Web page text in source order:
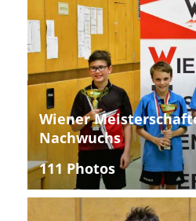
Wiener
Nachwuchs
111 Photos